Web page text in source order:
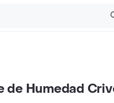
de Humedad